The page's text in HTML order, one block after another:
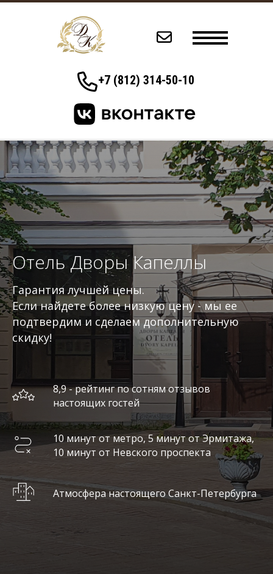
+7 (812) 314-50-10
Отель Дворы Капеллы
Гарантия лучшей цены.
Если найдете более низкую цену - мы ее
подтвердим и сделаем дополнительную
скидку!
8,9 - рейтинг по сотням отзывов
настоящих гостей
10 минут от метро, 5 минут от Эрмитажа,
10 минут от Невского проспекта
Атмосфера настоящего Санкт-Петербурга